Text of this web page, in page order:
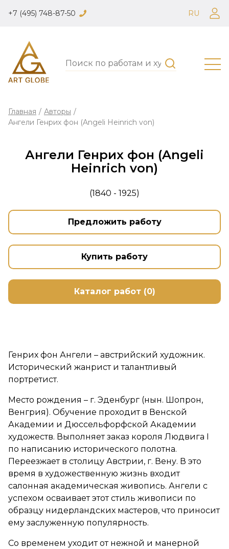
+7 (495) 748-87-50 RU
Главная / Авторы /
Ангели Генрих фон (Angeli Heinrich von)
Ангели Генрих фон (Angeli
Heinrich von)
(1840 - 1925)
Предложить работу
Купить работу
Каталог работ (0)
Генрих фон Ангели – австрийский художник.
Исторический жанрист и талантливый
портретист.
Место рождения – г. Эденбург (нын. Шопрон,
Венгрия). Обучение проходит в Венской
Академии и Дюссельфорфской Академии
художеств. Выполняет заказ короля Людвига I
по написанию исторического полотна.
Переезжает в столицу Австрии, г. Вену. В это
время в художественную жизнь входит
салонная академическая живопись. Ангели с
успехом осваивает этот стиль живописи по
образцу нидерландских мастеров, что приносит
ему заслуженную популярность.
Со временем уходит от нежной и манерной